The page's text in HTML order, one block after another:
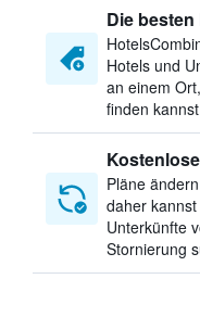
Die
Hotels und
an einem
finden
Pläne
daher
Unterkünfte
Stornierung